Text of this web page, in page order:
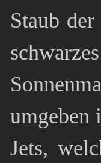
Staub
umgeben
Jets,